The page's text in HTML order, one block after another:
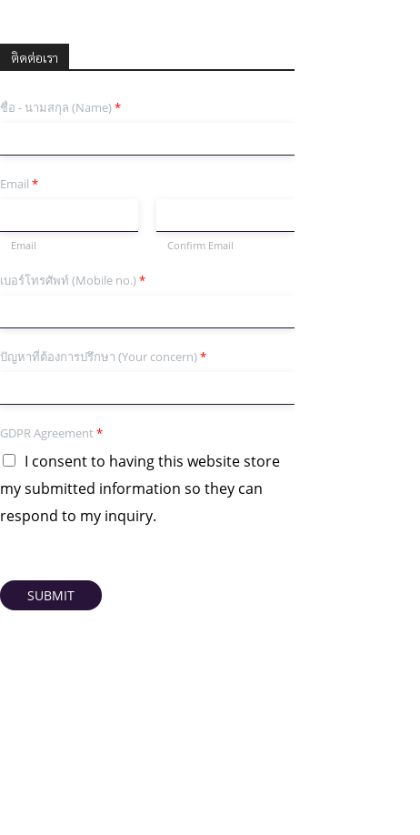
ติดต่อเรา
ชื่อ - นามสกุล (Name)*
Email *
Email Confirm Email
เบอร์โทรศัพท์ (Mobile no.)*
ปัญหาที่ต้องการปรึกษา (Your concern)*
GDPR Agreement *
I consent to having this website store
my submitted information so they can
respond to my inquiry.
SUBMIT